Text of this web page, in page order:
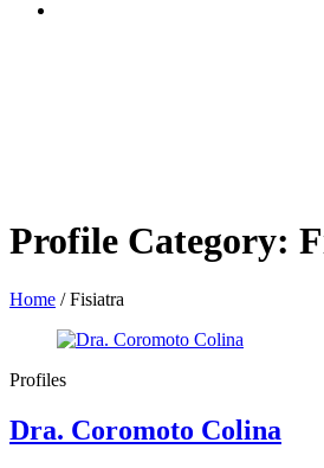
Profile Category:
Home /Fisiatra
Profiles
Dra. Coromoto Colina